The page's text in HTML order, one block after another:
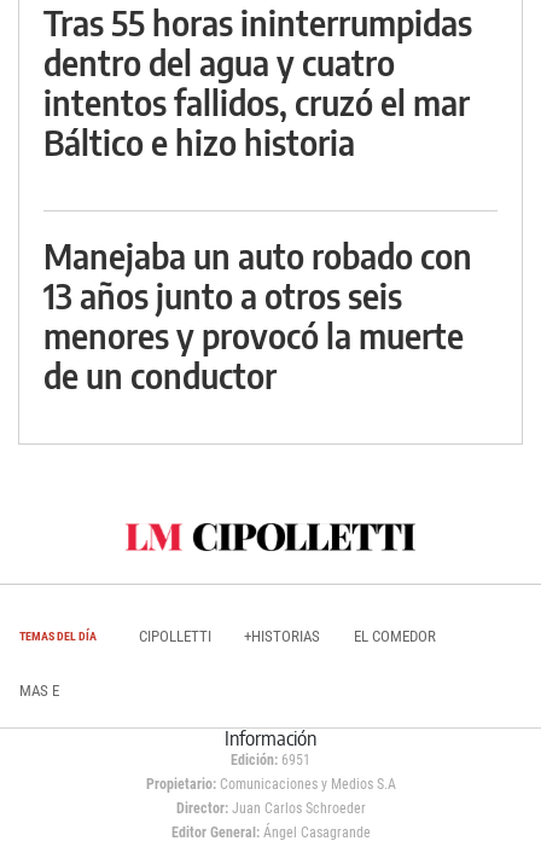
Tras 55 horas ininterrumpidas
dentro del agua y cuatro
intentos fallidos, cruzó el mar
Báltico e hizo historia
Manejaba un auto robado con
13 años junto a otros seis
menores y provocó la muerte
de un conductor
TEMAS DEL DÍA CIPOLLETTI +HISTORIAS EL COMEDOR
MAS E
Información
Edición: 6951
Propietario:Comunicaciones y Medios S.A
Director: Juan Carlos Schroeder
Editor General:Ángel Casagrande